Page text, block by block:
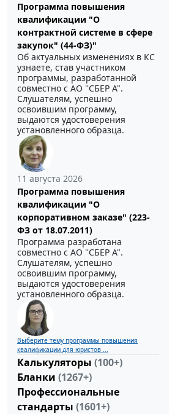
Программа повышения
квалификации "О
контрактной системе в сфере
закупок" (44-ФЗ)"
Об актуальных изменениях в КС
узнаете, став участником
программы, разработанной
совместно с АО ''СБЕР А".
Слушателям, успешно
освоившим программу,
выдаются удостоверения
установленного образца.
11 августа 2026
Программа повышения
квалификации "О
корпоративном заказе" (223-
ФЗ от 18.07.2011)
Программа разработана
совместно с АО ''СБЕР А".
Слушателям, успешно
освоившим программу,
выдаются удостоверения
установленного образца.
Выберите тему программы повышения
квалификации для юристов ...
Калькуляторы (100+)
Бланки (1267+)
Профессиональные
стандарты (1601+)